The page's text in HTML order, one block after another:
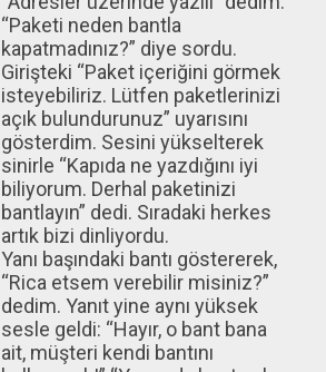
“Paketi neden bantla
kapatmadınız?” diye sordu.
Girişteki “Paket içeriğini görmek
isteyebiliriz. Lütfen paketlerinizi
açık bulundurunuz” uyarısını
gösterdim. Sesini yükselterek
sinirle “Kapıda ne yazdığını iyi
biliyorum. Derhal paketinizi
bantlayın” dedi. Sıradaki herkes
artık bizi dinliyordu.
Yanı başındaki bantı göstererek,
“Rica etsem verebilir misiniz?”
dedim. Yanıt yine aynı yüksek
sesle geldi: “Hayır, o bant bana
ait, müşteri kendi bantını